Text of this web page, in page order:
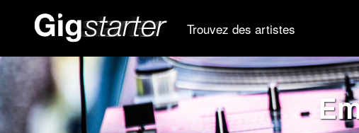
Trouvez des artistes